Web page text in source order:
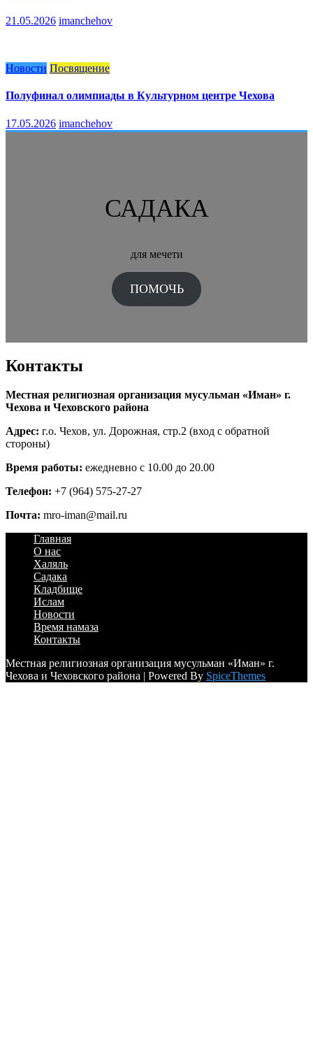
21.05.2026 imanchehov
Новости Посвящение
Полуфинал олимпиады в Культурном центре Чехова
17.05.2026 imanchehov
САДАКА
для мечети
ПОМОЧЬ
Контакты
Местная религиозная организация мусульман «Иман» г.
Чехова и Чеховского района
Адрес: г.о. Чехов, ул. Дорожная, стр.2 (вход с обратной
стороны)
Время работы: ежедневно с 10.00 до 20.00
Телефон: +7 (964) 575-27-27
Почта: mro-iman@mail.ru
Главная
О нас
Халяль
Садака
Кладбище
Ислам
Новости
Время намаза
Контакты
Местная религиозная организация мусульман «Иман» г.
Чехова и Чеховского района | Powered By SpiceThemes